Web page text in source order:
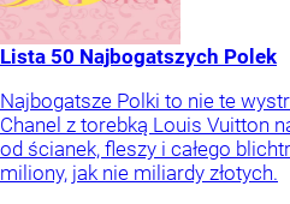
Lista 50 Najbogatszych Polek
Najbogatsze Polki to nie te
Chanel z torebką Louis Vuitton
od ścianek, fleszy i całego
miliony, jak nie miliardy złotych.